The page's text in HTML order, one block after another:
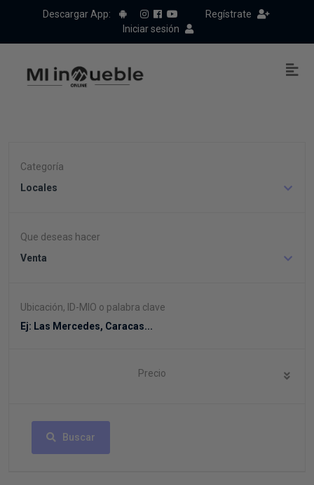
Descargar App:
Regístrate
Iniciar sesión
Categoría
Locales
Que deseas hacer
Venta
Ubicación, ID-MIO o palabra clave
Precio
Buscar